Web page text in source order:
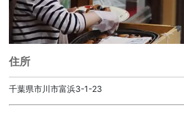
住所
千葉県市川市富浜3-1-23